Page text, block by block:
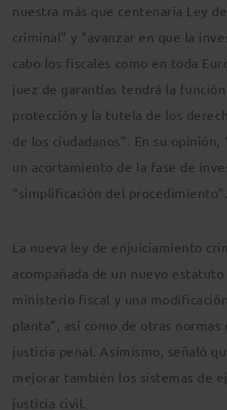
nuestra más que centenaria Ley
criminal” y “avanzar en que la
cabo los fiscales como en toda
juez de garantías tendrá la
protección y la tutela de los
de los ciudadanos”. En su
un acortamiento de la fase de
“simplificación del procedimiento”.
La nueva ley de enjuiciamiento
acompañada de un nuevo
ministerio fiscal y una
planta”, así como de otras normas
justicia penal. Asimismo, señaló
mejorar también los sistemas de
justicia civil.